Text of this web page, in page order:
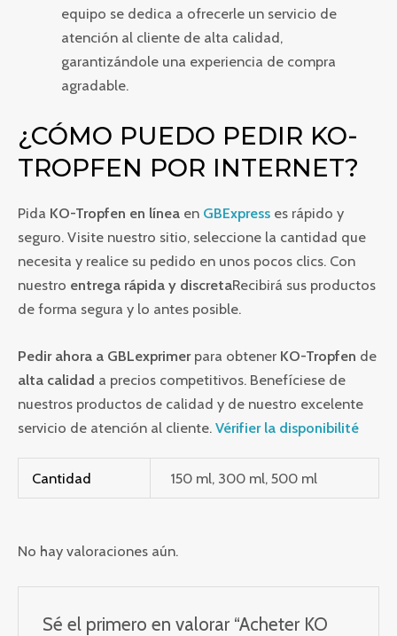
equipo se dedica a ofrecerle un servicio de
atención al cliente de alta calidad,
garantizándole una experiencia de compra
agradable.
¿CÓMO PUEDO PEDIR KO-
TROPFEN POR INTERNET?
Pida KO-Tropfen en línea en GBExpress es rápido y
seguro. Visite nuestro sitio, seleccione la cantidad que
necesita y realice su pedido en unos pocos clics. Con
nuestro entrega rápida y discretaRecibirá sus productos
de forma segura y lo antes posible.
Pedir ahora a GBLexprimerpara obtener KO-Tropfen de
alta calidad a precios competitivos. Benefíciese de
nuestros productos de calidad y de nuestro excelente
servicio de atención al cliente. Vérifier la disponibilité
Cantidad 150 ml, 300 ml, 500 ml
No hay valoraciones aún.
Sé el primero en valorar “Acheter KO